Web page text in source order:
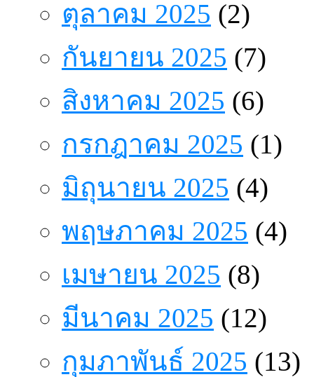
ตุลาคม 2025 (2)
กันยายน 2025 (7)
สิงหาคม 2025 (6)
กรกฎาคม 2025 (1)
มิถุนายน 2025 (4)
พฤษภาคม 2025 (4)
เมษายน 2025 (8)
มีนาคม 2025 (12)
กุมภาพันธ์ 2025 (13)